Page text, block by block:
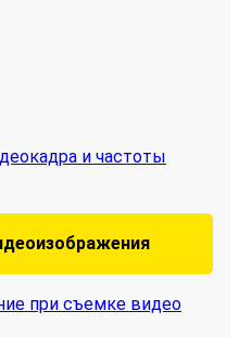
и частоты
при съемке видео